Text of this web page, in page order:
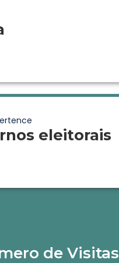
eleitorais
de Visitas